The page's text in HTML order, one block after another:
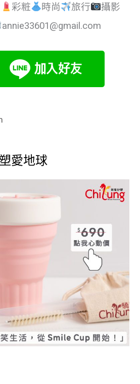
彩粧 時尚 旅行
攝影
annie33601@gmail.com
愛地球